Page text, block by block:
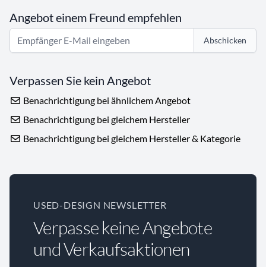
Angebot einem Freund empfehlen
Abschicken
Verpassen Sie kein Angebot
Benachrichtigung bei ähnlichem Angebot
Benachrichtigung bei gleichem Hersteller
Benachrichtigung bei gleichem Hersteller & Kategorie
USED-DESIGN NEWSLETTER
Verpasse keine Angebote
und Verkaufsaktionen